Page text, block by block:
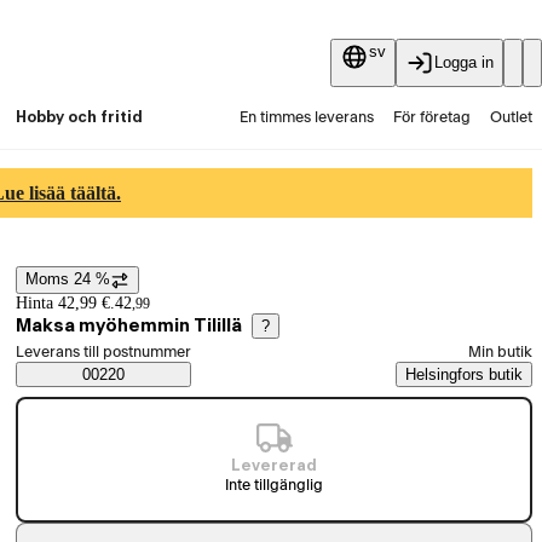
sv
Logga in
Hobby och fritid En timmes leverans För företag Outlet
lisää täältä.
Prisinformation
Moms 24 %
Hinta 42,99 €.42,99
Maksa myöhemmin Tilillä ?
Saatavuustiedot
Välj beställningssätt
Leverans till postnummer
00220
Min butik
Helsingfors butik
Levererad
Inte tillgänglig